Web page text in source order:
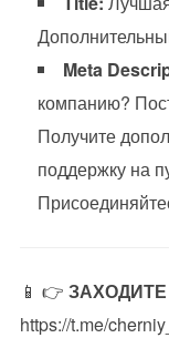
Meta
компанию?
Получите
поддержку на
📱 👉 ЗАХОДИТЕ
https://t.me/